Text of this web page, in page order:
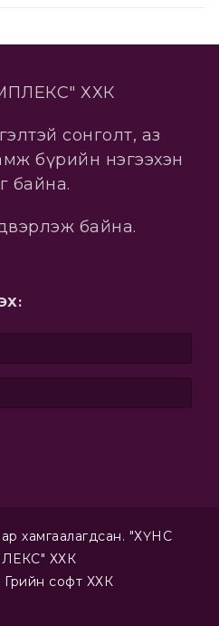
ХХК
сонголт, аз
бүрийн нэгээхэн
байна.
байна.
хамгаалагдсан. "ХҮНС
ХХК
Грийн софт ХХК